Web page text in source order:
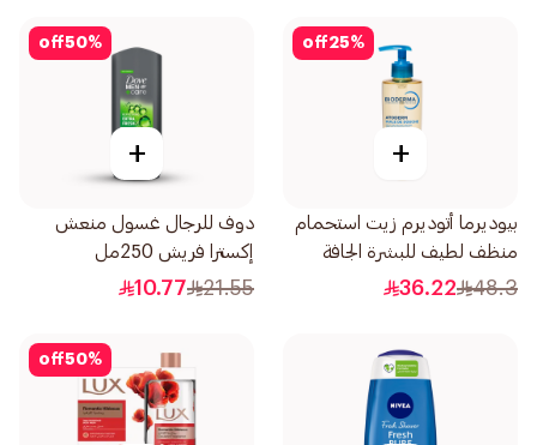
25%
off
+
بيوديرما أتوديرم زيت استحمام
منظف لطيف للبشرة الجافة
200مل
48.3
36.22
50%
off
+
دوف للرجال غسول منعش
إكسترا فريش 250مل
21.55
10.77
50%
off